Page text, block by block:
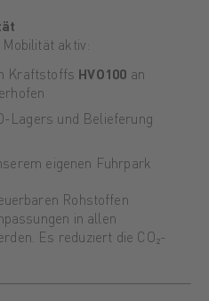
aktiv:
Kraftstoffs HVO100 an
Lagers und Belieferung
eigenen Fuhrpark
Rohstoffen
in allen
Es reduziert die CO₂-